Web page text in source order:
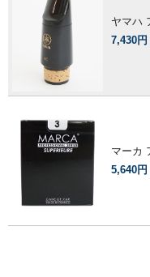
ヤマハ
7,430円
マーカ
5,640円